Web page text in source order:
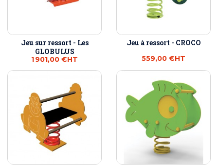
Jeu sur ressort - Les
GLOBULUS
1 901,00 €HT
Jeu à ressort - CROCO
559,00 €HT